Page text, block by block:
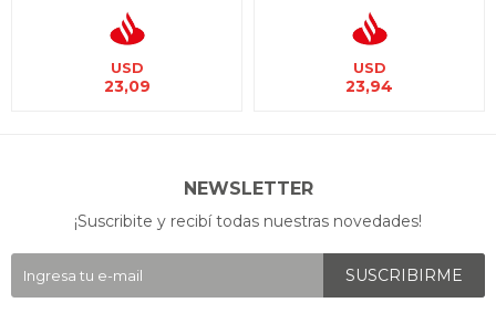
USD
23,09
USD
23,94
NEWSLETTER
¡Suscribite y recibí todas nuestras novedades!
SUSCRIBIRME